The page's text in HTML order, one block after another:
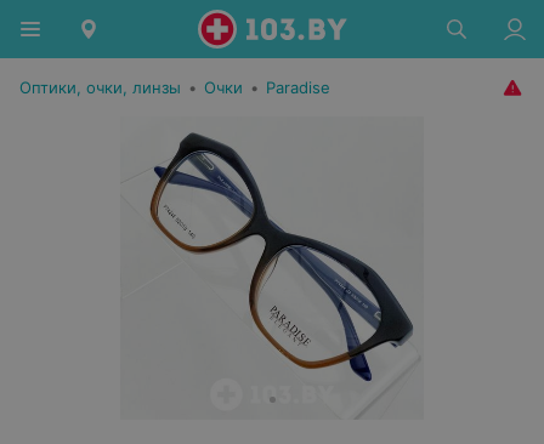
Оптики, очки, линзы • Очки • Paradise